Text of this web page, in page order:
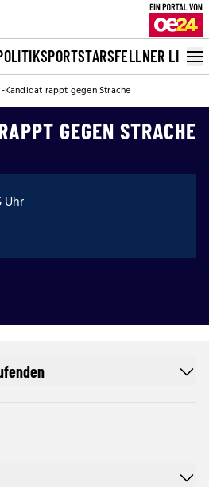
SPORTSTARSFELLNER LIVE
Kandidat rappt gegen Strache
GEGEN STRACHE
Uhr